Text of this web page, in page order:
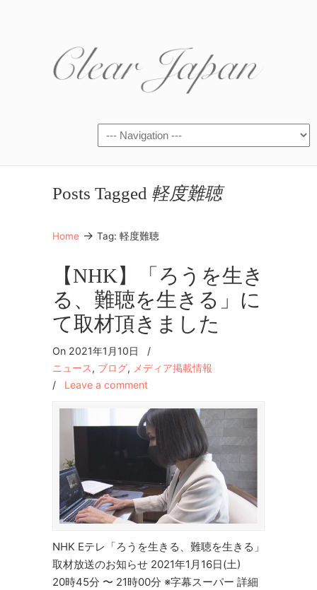
Posts Tagged 軽度難聴
Home → Tag: 軽度難聴
【NHK】「ろうを生き
る、難聴を生きる」に
て取材頂きました
On 2021年1月10日
/
ニュース, ブログ, メディア掲載情報
/ Leave a comment
NHK Eテレ「ろうを生きる、難聴を生きる」
取材放送のお知らせ 2021年1月16日(土)
20時45分 〜 21時00分 ※字幕スーパー 詳細